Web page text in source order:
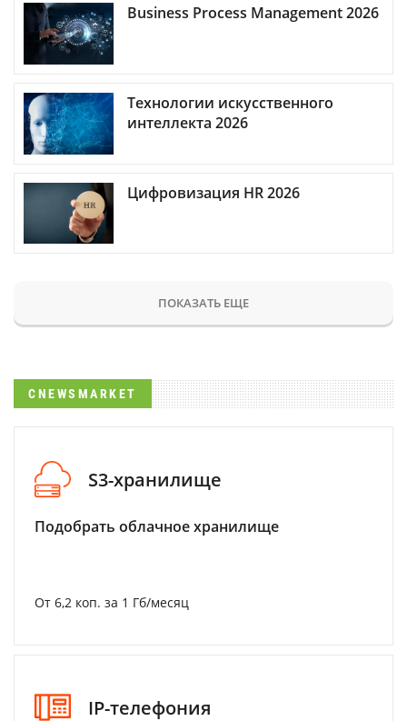
Business Process Management 2026
Технологии искусственного
интеллекта 2026
Цифровизация HR 2026
ПОКАЗАТЬ ЕЩЕ
CNEWSMARKET
S3-хранилище
Подобрать облачное хранилище
От 6,2 коп. за 1 Гб/месяц
IP-телефония